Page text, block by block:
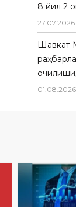
8 йил 2
27.07.2026
Шавкат
01.08.2026